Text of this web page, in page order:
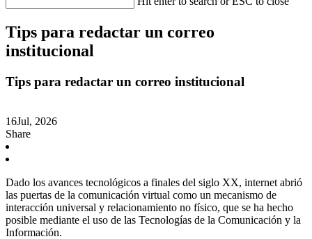
Tips para redactar un correo
institucional
Tips para redactar un correo institucional
16Jul, 2026
Share
Dado los avances tecnológicos a finales del siglo XX, internet abrió
las puertas de la comunicación virtual como un mecanismo de
interacción universal y relacionamiento no físico, que se ha hecho
posible mediante el uso de las Tecnologías de la Comunicación y la
Información.